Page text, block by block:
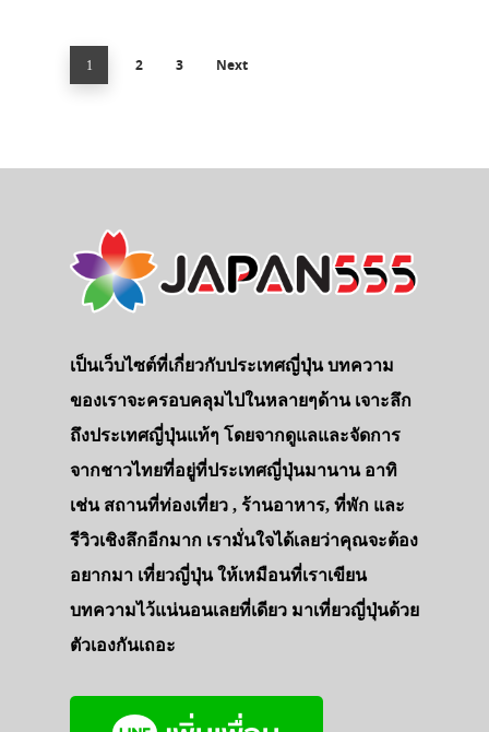
1 2 3 Next
เป็นเว็บไซต์ที่เกี่ยวกับประเทศญี่ปุ่น บทความ
ของเราจะครอบคลุมไปในหลายๆด้าน เจาะลึก
ถึงประเทศญี่ปุ่นแท้ๆ โดยจากดูแลและจัดการ
จากชาวไทยที่อยู่ที่ประเทศญี่ปุ่นมานาน อาทิ
เช่น สถานที่ท่องเที่ยว , ร้านอาหาร, ที่พัก และ
รีวิวเชิงลึกอีกมาก เรามั่นใจได้เลยว่าคุณจะต้อง
อยากมา เที่ยวญี่ปุ่น ให้เหมือนที่เราเขียน
บทความไว้แน่นอนเลยที่เดียว มาเที่ยวญี่ปุ่นด้วย
ตัวเองกันเถอะ